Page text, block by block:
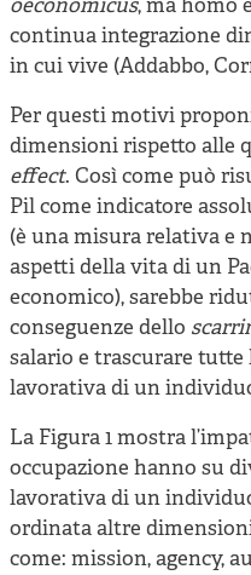
oeconomicus, ma homo
continua integrazione
in cui vive (Addabbo,
Per questi motivi
dimensioni rispetto alle
effect. Così come può
Pil come indicatore
(è una misura relativa e
aspetti della vita di un
economico), sarebbe
conseguenze dello
salario e trascurare
lavorativa di un
La Figura 1 mostra
occupazione hanno su
lavorativa di un
ordinata altre
come: mission, agency,